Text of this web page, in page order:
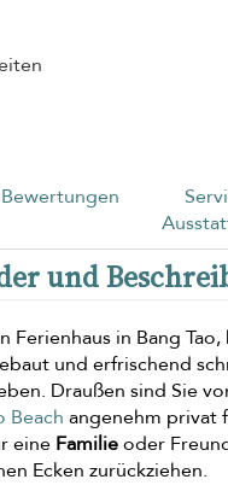
Bewertungen
und
Ferienhaus in Bang
und erfrischend
Draußen sind Sie
Beach angenehm privat
eine Familieoder
Ecken zurückziehen.